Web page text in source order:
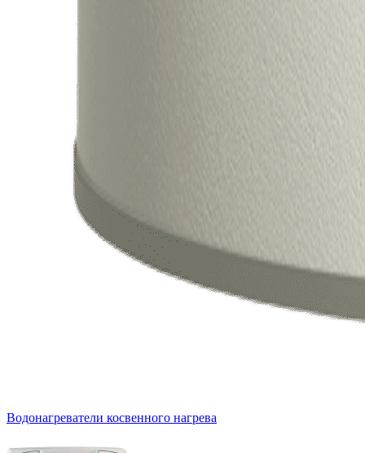
Водонагреватели косвенного нагрева